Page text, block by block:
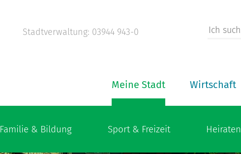
Stadtverwaltung: 03944 943-0
Wirtschaft
Meine Stadt
Familie & Bildung Sport & Freizeit Heiraten